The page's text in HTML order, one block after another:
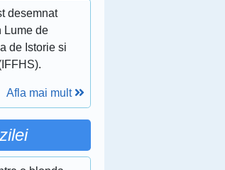
desemnat
Lume de
de Istorie si
Afla mai mult